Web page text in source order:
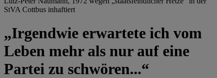
StVA Cottbus inhaftiert
„Irgendwie erwartete ich vom
Leben mehr als nur auf eine
Partei zu schwören...“